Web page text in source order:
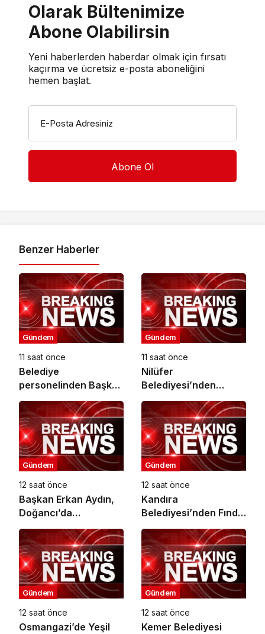
Olarak Bültenimize
Abone Olabilirsin
Yeni haberlerden haberdar olmak için fırsatı
kaçırma ve ücretsiz e-posta aboneliğini
hemen başlat.
E-Posta Adresiniz
Benzer Haberler
Gündem
11 saat önce
Belediye
personelinden Başkan
Topaloğlu’na veda
ziyareti
Gündem
11 saat önce
Nilüfer
Belediyesi’nden
kırtasiye desteği
Gündem
12 saat önce
Başkan Erkan Aydın,
Doğancı’da
Vatandaşların
Taleplerini Yerinde
Dinledi
Gündem
12 saat önce
Kandıra
Belediyesi’nden Fındık
Hasadı Öncesi
Üreticiye Yol Desteği
Gündem
12 saat önce
Osmangazi’de Yeşil
Gündem
12 saat önce
Kemer Belediyesi